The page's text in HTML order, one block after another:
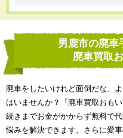
男鹿市の廃車
廃車買取
廃車をしたいけれど面倒だな、
はいませんか？『廃車買取おも
続きまでお金がかからず無料で
悩みを解決できます。さらに愛